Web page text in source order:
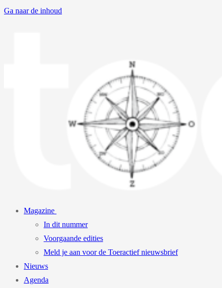
Ga naar de inhoud
Magazine
In dit nummer
Voorgaande edities
Meld je aan voor de Toeractief nieuwsbrief
Nieuws
Agenda